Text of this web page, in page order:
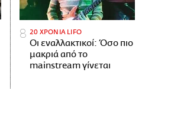
20 ΧΡΟΝΙΑ LIFO
Οι εναλλακτικοί: Όσο πιο
μακριά από το
mainstream γίνεται